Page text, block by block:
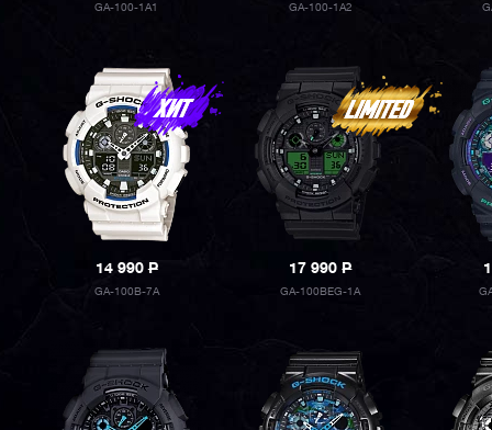
GA-100-1A1 GA-100-1A2
14 990P
GA-100B-7A
17 990P
GA-100BEG-1A